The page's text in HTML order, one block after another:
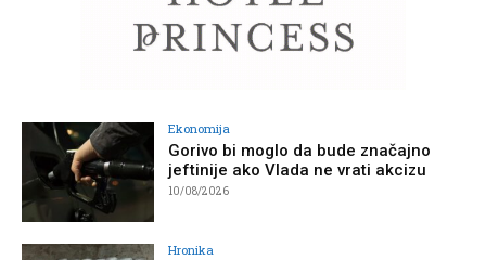
Ekonomija
Gorivo bi moglo da bude značajno
jeftinije ako Vlada ne vrati akcizu
10/08/2026
Hronika